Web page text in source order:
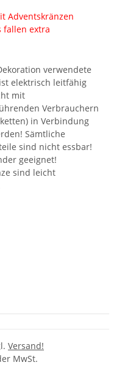
Adventskränzen
fallen extra
verwendete
elektrisch leitfähig
mit
Verbrauchern
in Verbindung
Sämtliche
sind nicht essbar!
geeignet!
sind leicht
Versand!
MwSt.